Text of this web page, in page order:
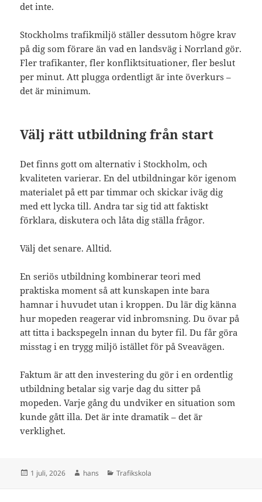
det inte.
Stockholms trafikmiljö ställer dessutom högre krav
på dig som förare än vad en landsväg i Norrland gör.
Fler trafikanter, fler konfliktsituationer, fler beslut
per minut. Att plugga ordentligt är inte överkurs –
det är minimum.
Välj rätt utbildning från start
Det finns gott om alternativ i Stockholm, och
kvaliteten varierar. En del utbildningar kör igenom
materialet på ett par timmar och skickar iväg dig
med ett lycka till. Andra tar sig tid att faktiskt
förklara, diskutera och låta dig ställa frågor.
Välj det senare. Alltid.
En seriös utbildning kombinerar teori med
praktiska moment så att kunskapen inte bara
hamnar i huvudet utan i kroppen. Du lär dig känna
hur mopeden reagerar vid inbromsning. Du övar på
att titta i backspegeln innan du byter fil. Du får göra
misstag i en trygg miljö istället för på Sveavägen.
Faktum är att den investering du gör i en ordentlig
utbildning betalar sig varje dag du sitter på
mopeden. Varje gång du undviker en situation som
kunde gått illa. Det är inte dramatik – det är
verklighet.
Postat
1 juli, 2026 Författare
hans Kategorier
Trafikskola